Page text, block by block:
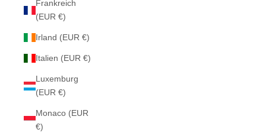
Frankreich
(EUR €)
Irland (EUR €)
Italien (EUR €)
Luxemburg
(EUR €)
Monaco (EUR
€)